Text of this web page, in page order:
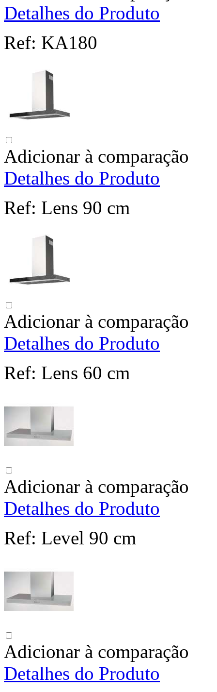
Detalhes do Produto
Ref: KA180
Adicionar à comparação
Detalhes do Produto
Ref: Lens 90 cm
Adicionar à comparação
Detalhes do Produto
Ref: Lens 60 cm
Adicionar à comparação
Detalhes do Produto
Ref: Level 90 cm
Adicionar à comparação
Detalhes do Produto